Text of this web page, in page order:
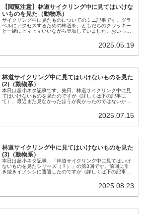
【閲覧注意】林道サイクリング中に見てはいけな
いものを見た（動物系）
サイクリング中に見たものについてのミニ記事です。グラ
ベルにアクセスするための林道を、ともだちのクワッキー
と一緒にヒィヒィいいながら登坂していました。おいっち
2025.05.19
林道サイクリング中に見てはいけないものを見た
(2)（動物系）
本日は超小ネタ記事です。先日、林道サイクリング中に見
てはいけないものを見たのですが（詳しくは下の記事に
て）、最近また見なかったほうが良かったのではないかと
2025.07.15
林道サイクリング中に見てはいけないものを見た
(3)（動物系）
本日は超小ネタ記事、「林道サイクリング中に見てはいけ
ないものを見たシリーズ（？）」の第3回です。前回に引
き続きイノシシに遭遇したのですが（詳しくは下の記事を
2025.08.23